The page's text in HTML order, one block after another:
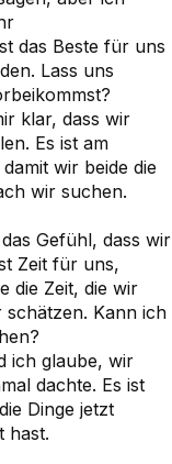
das Beste für uns
Lass uns
klar, dass wir
Es ist am
wir beide die
wir suchen.
Gefühl, dass wir
Zeit für uns,
die Zeit, die wir
Kann ich
ich glaube, wir
dachte. Es ist
Dinge jetzt
hast.